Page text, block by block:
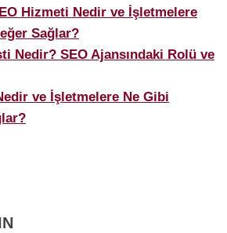
Hizmeti Nedir ve İşletmelere
Sağlar?
Nedir? SEO Ajansındaki Rolü ve
ve İşletmelere Ne Gibi